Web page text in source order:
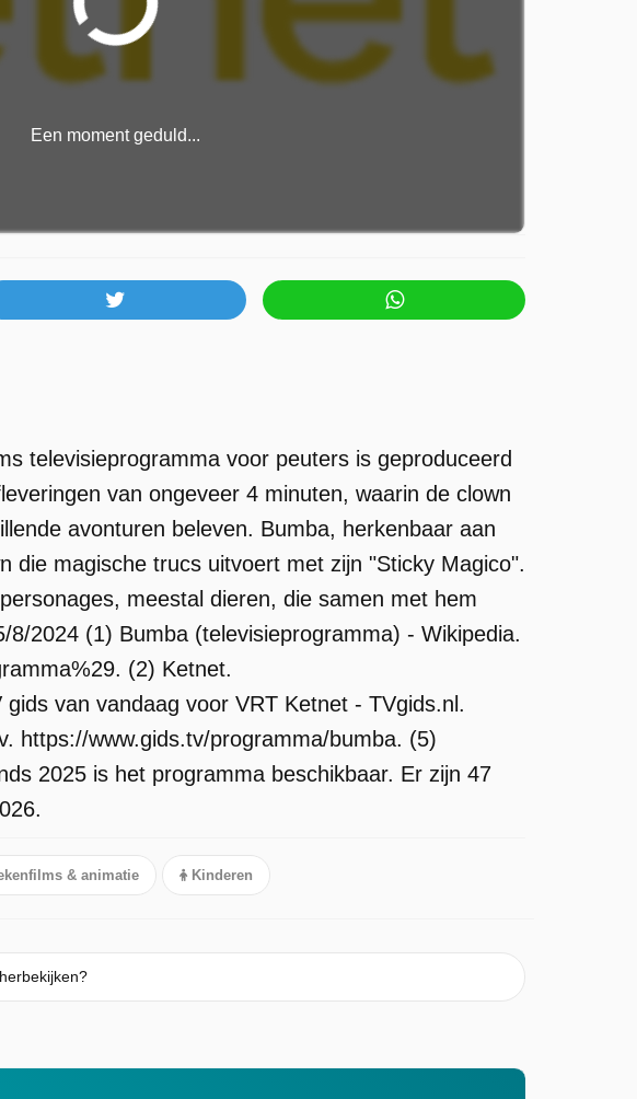
Een moment geduld...
televisieprogramma voor peuters is geproduceerd
van ongeveer 4 minuten, waarin de clown
avonturen beleven. Bumba, herkenbaar aan
die magische trucs uitvoert met zijn "Sticky Magico".
meestal dieren, die samen met hem
2024 (1) Bumba (televisieprogramma) - Wikipedia.
(2) Ketnet.
van vandaag voor VRT Ketnet - TVgids.nl.
https://www.gids.tv/programma/bumba. (5)
2025 is het programma beschikbaar. Er zijn 47
& animatie Kinderen